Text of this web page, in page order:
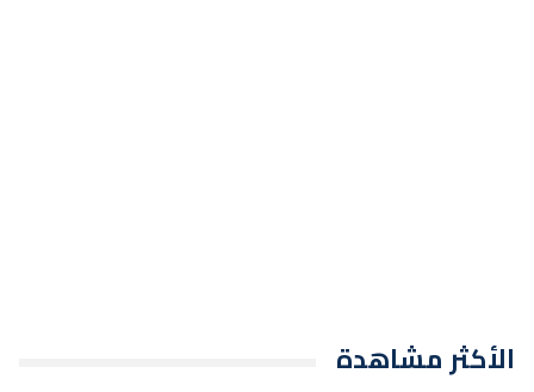
الأكثر مشاهدة